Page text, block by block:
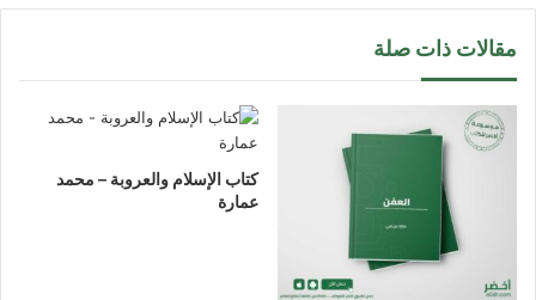
مقالات ذات صلة
كتاب الإسلام والعروبة – محمد
عمارة